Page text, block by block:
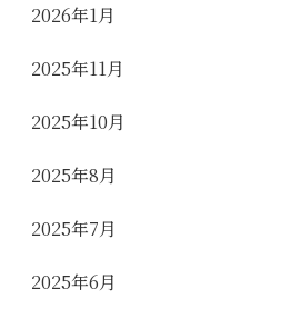
2026年1月
2025年11月
2025年10月
2025年8月
2025年7月
2025年6月